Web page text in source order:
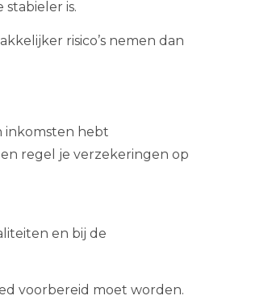
is.
risico’s nemen dan
inkomsten hebt
regel je verzekeringen op
en bij de
voorbereid moet worden.